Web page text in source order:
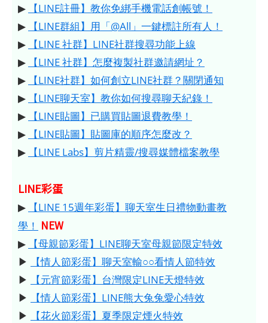
▶
【LINE註冊】教你免綁手機電話創帳號！
▶
【LINE群組】用「@All」一鍵標註所有人！
▶
【LINE 社群】LINE社群搜尋功能上線
▶
【LINE 社群】怎麼複製社群邀請網址？
▶
【LINE社群】如何創立LINE社群？關閉通知
▶
【LINE聊天室】教你如何搜尋聊天紀錄！
▶
【LINE貼圖】已購買貼圖退費教學！
▶
【LINE貼圖】貼圖庫的順序怎麼改？
▶
【LINE Labs】剪片精靈/搜尋媒體檔案教學
LINE彩蛋
▶
【LINE 15週年彩蛋】聊天室生日禮物動畫教
學！ NEW
▶
【母親節彩蛋】LINE聊天室母親節限定特效
▶
【情人節彩蛋】聊天室輸○○看情人節特效
▶
【元宵節彩蛋】台灣限定LINE天燈特效
▶
【情人節彩蛋】LINE熊大兔兔愛心特效
▶
【花火節彩蛋】夏季限定煙火特效